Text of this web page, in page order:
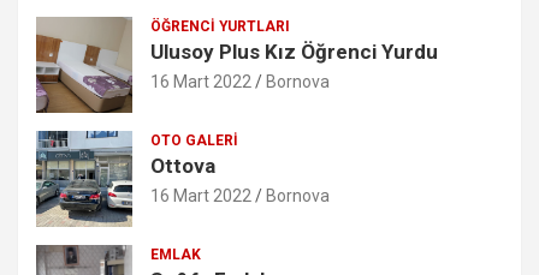
ÖĞRENCI YURTLARI
Ulusoy Plus Kız Öğrenci Yurdu
16 Mart 2022 Bornova
OTO GALERI
Ottova
16 Mart 2022 Bornova
EMLAK